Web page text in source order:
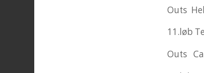
Outs
11.løb
Outs